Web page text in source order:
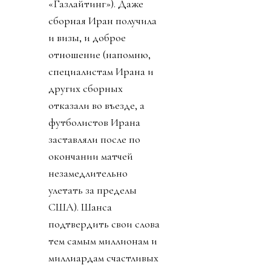
«Газлайтинг»). Даже
сборная Иран получила
и визы, и доброе
отношение (напомню,
специалистам Ирана и
других сборных
отказали во въезде, а
футболистов Ирана
заставляли после по
окончании матчей
незамедлительно
улетать за пределы
США). Шанса
подтвердить свои слова
тем самым миллионам и
миллиардам счастливых